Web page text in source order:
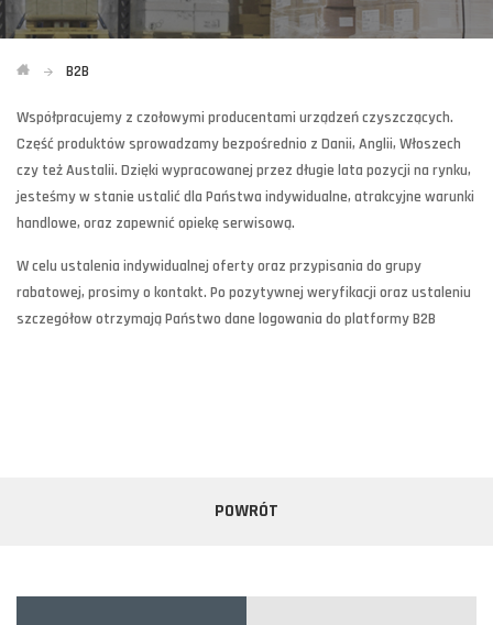
B2B
Współpracujemy z czołowymi producentami urządzeń czyszczących.
Część produktów sprowadzamy bezpośrednio z Danii, Anglii, Włoszech
czy też Austalii. Dzięki wypracowanej przez długie lata pozycji na rynku,
jesteśmy w stanie ustalić dla Państwa indywidualne, atrakcyjne warunki
handlowe, oraz zapewnić opiekę serwisową.
W celu ustalenia indywidualnej oferty oraz przypisania do grupy
rabatowej, prosimy o kontakt. Po pozytywnej weryfikacji oraz ustaleniu
szczegółow otrzymają Państwo dane logowania do platformy B2B
POWRÓT